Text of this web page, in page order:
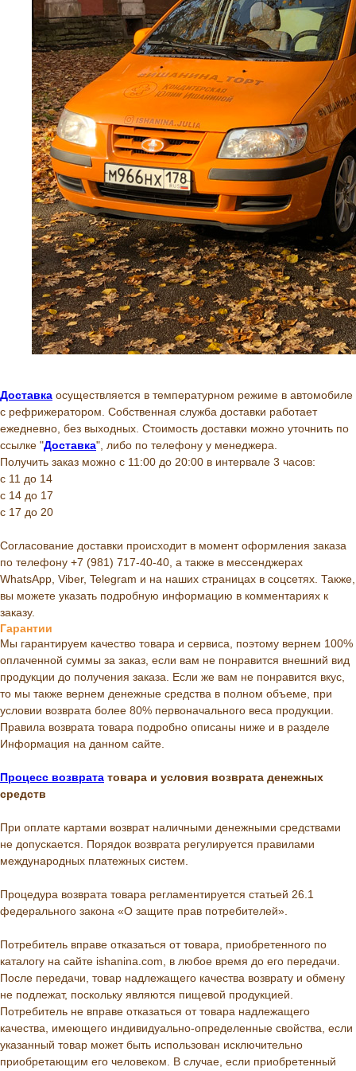
Доставка осуществляется в температурном режиме в автомобиле
с рефрижератором. Собственная служба доставки работает
ежедневно, без выходных. Стоимость доставки можно уточнить по
ссылке "Доставка", либо по телефону у менеджера.
Получить заказ можно с 11:00 до 20:00 в интервале 3 часов:
с 11 до 14
с 14 до 17
с 17 до 20
Согласование доставки происходит в момент оформления заказа
по телефону +7 (981) 717-40-40, а также в мессенджерах
WhatsApp, Viber, Telegram и на наших страницах в соцсетях. Также,
вы можете указать подробную информацию в комментариях к
заказу.
Гарантии
Мы гарантируем качество товара и сервиса, поэтому вернем 100%
оплаченной суммы за заказ, если вам не понравится внешний вид
продукции до получения заказа. Если же вам не понравится вкус,
то мы также вернем денежные средства в полном объеме, при
условии возврата более 80% первоначального веса продукции.
Правила возврата товара подробно описаны ниже и в разделе
Информация на данном сайте.
Процесс возврата товара и условия возврата денежных
средств
При оплате картами возврат наличными денежными средствами
не допускается. Порядок возврата регулируется правилами
международных платежных систем.
Процедура возврата товара регламентируется статьей 26.1
федерального закона «О защите прав потребителей».
Потребитель вправе отказаться от товара, приобретенного по
каталогу на сайте ishanina.com, в любое время до его передачи.
После передачи, товар надлежащего качества возврату и обмену
не подлежат, поскольку являются пищевой продукцией.
Потребитель не вправе отказаться от товара надлежащего
качества, имеющего индивидуально-определенные свойства, если
указанный товар может быть использован исключительно
приобретающим его человеком. В случае, если приобретенный